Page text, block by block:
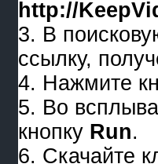
http://
3. В
ссылку,
4. Нажмите
5. Во
кнопку Run.
6. Скачайте